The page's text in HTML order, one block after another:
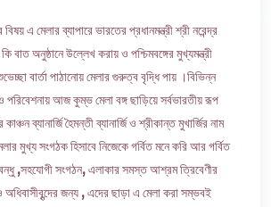
এ মেলার ব্যাপারে ভারতের প্রধানমন্ত্রী শ্রী নরেন্দ্র
বাত অনুষ্ঠানে উল্লেখ করায় ও পশ্চিমবঙ্গের মুখ্যমন্ত্রী
শুভেচ্ছা বার্তা পাঠানোয় মেলার গুরুত্ব বৃদ্ধি পায় ।বিভিন্ন
পরিবেশনায় আজ কুম্ভ মেলা বঙ্গ ছাড়িয়ে সর্বভারতীয় রূপ
ব্যানার্জি হৈমন্তী ব্যানার্জি ও শ্রীকান্ত মুখার্জির নাম
মুখ্য সংগঠক হিসাবে নিজেকে গর্বিত মনে করি আর গর্বিত
,সহযোগী সংগঠন, এলাকার সমস্ত আশ্রম ত্রিবেণীর
জন্য , এদের ছাড়া এ মেলা করা সম্ভবই